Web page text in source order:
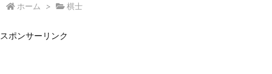
ホーム > 棋士
スポンサーリンク